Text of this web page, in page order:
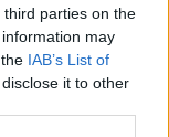
parties on the
may
IAB’s List of
it to other